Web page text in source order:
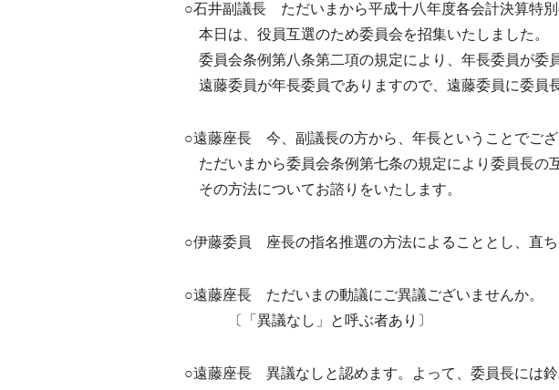
○石井副議長 ただいまから平成十八年度各会計決算特別
本日は、役員互選のため委員会を招集いたしました。
委員会条例第八条第二項の規定により、年長委員が委
遠藤委員が年長委員でありますので、遠藤委員に委員
○遠藤座長 今、副議長の方から、年長ということでご
ただいまから委員会条例第七条の規定により委員長の
その方法についてお諮りをいたします。
○伊藤委員 座長の指名推選の方法によることとし、直ち
○遠藤座長 ただいまの動議にご異議ございませんか。
〔「異議なし」と呼ぶ者あり〕
○遠藤座長 異議なしと認めます。よって、委員長には